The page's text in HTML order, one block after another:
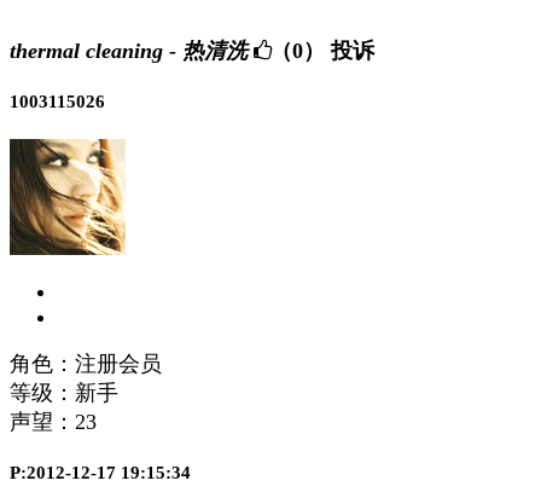
thermal cleaning - 热清洗 （0） 投诉
1003115026
角色：注册会员
等级：新手
声望： 23
P:2012-12-17 19:15:34